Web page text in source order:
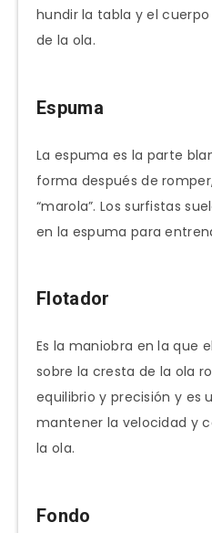
hundir la tabla y el
de la ola.
Espuma
La espuma es la parte
forma después de
“marola”. Los surfistas
en la espuma para
Flotador
Es la maniobra en la que
sobre la cresta de la ola
equilibrio y precisión y es
mantener la velocidad y
la ola.
Fondo